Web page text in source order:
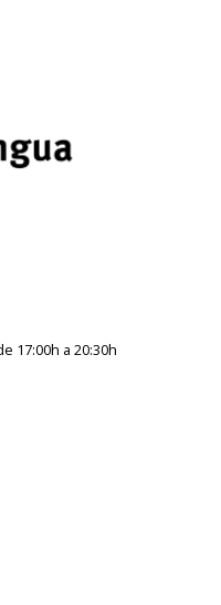
17:00h a 20:30h